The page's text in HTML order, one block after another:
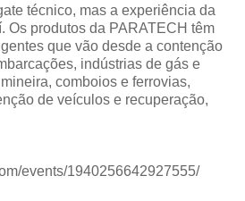
técnico, mas a experiência da
Os produtos da PARATECH têm
que vão desde a contenção
indústrias de gás e
comboios e ferrovias,
de veículos e recuperação,
events/1940256642927555/